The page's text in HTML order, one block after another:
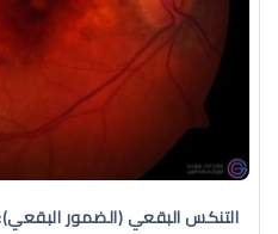
التنكس البقعي (الضمور